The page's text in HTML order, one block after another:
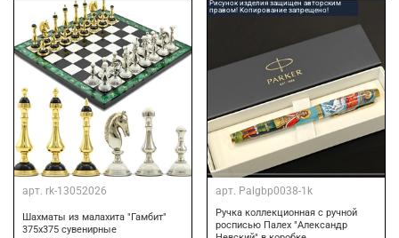
арт. rk-13052026
Шахматы из малахита "Гамбит"
375х375 сувенирные
Рисунок изделия защищен авторским
правом! Копирование запрещено!
арт. Palgbp0038-1k
Ручка коллекционная с ручной
росписью Палех "Александр